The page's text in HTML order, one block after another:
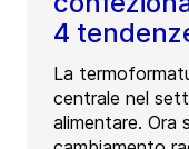
4
La
centrale nel
alimentare. Ora